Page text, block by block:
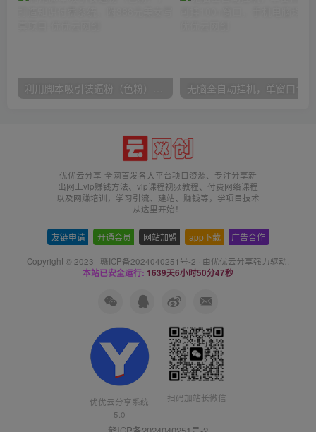
优优云分享-全网首发各大平台项目资源、专注分享新
出网上vip赚钱方法、vip课程视频教程、付费网络课程
以及网赚培训，学习引流、建站、赚钱等，学项目技术
从这里开始！
友链申请 开通会员 网站加盟 app下载 广告合作
Copyright © 2023 · 赣ICP备2024040251号-2 · 由优优云分享强力驱动.
本站已安全运行: 1639天6小时50分47秒
优优云分享系统
5.0
扫码加站长微信